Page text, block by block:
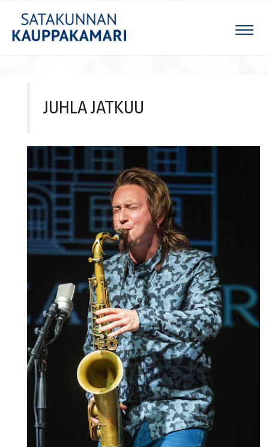
JUHLA JATKUU